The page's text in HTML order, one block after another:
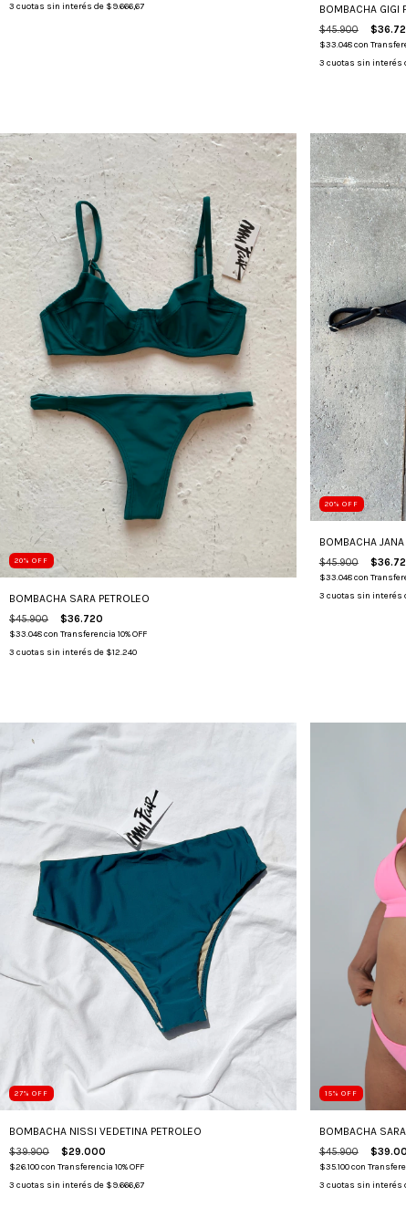
3 cuotas sin interés de $9.666,67 BOMBACHA GIGI
$45.900
$33.048con
3 cuotas sin interés
20% OFF
BOMBACHA SARA PETROLEO
$45.900 $36.720
$33.048con Transferencia 10% OFF
3 cuotas sin interés de $12.240
20% OFF
BOMBACHA JANA
$45.900
$33.048con
3 cuotas sin interés
27% OFF
BOMBACHA NISSI VEDETINA PETROLEO
$39.900 $29.000
$26.100con Transferencia 10% OFF
3 cuotas sin interés de $9.666,67
15% OFF
BOMBACHA
$45.900
$35.100con
3 cuotas sin interés